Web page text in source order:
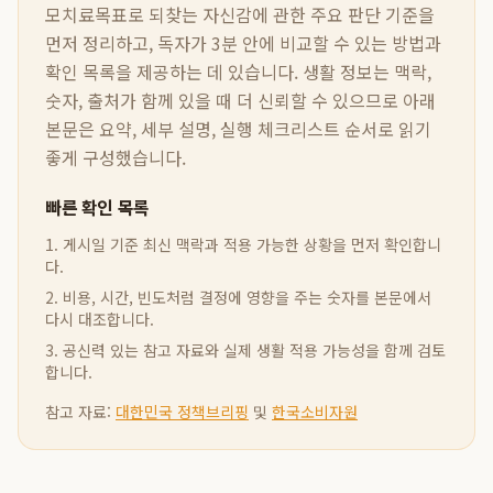
모치료목표로 되찾는 자신감에 관한 주요 판단 기준을
먼저 정리하고, 독자가 3분 안에 비교할 수 있는 방법과
확인 목록을 제공하는 데 있습니다. 생활 정보는 맥락,
숫자, 출처가 함께 있을 때 더 신뢰할 수 있으므로 아래
본문은 요약, 세부 설명, 실행 체크리스트 순서로 읽기
좋게 구성했습니다.
빠른 확인 목록
1. 게시일 기준 최신 맥락과 적용 가능한 상황을 먼저 확인합니
다.
2. 비용, 시간, 빈도처럼 결정에 영향을 주는 숫자를 본문에서
다시 대조합니다.
3. 공신력 있는 참고 자료와 실제 생활 적용 가능성을 함께 검토
합니다.
참고 자료: 대한민국 정책브리핑 및 한국소비자원